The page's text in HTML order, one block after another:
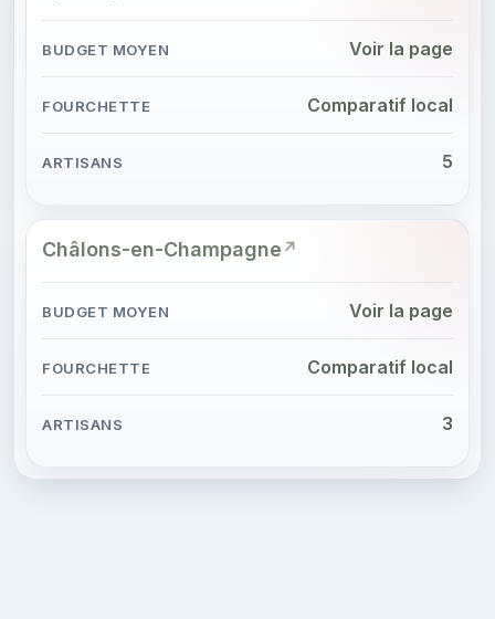
Voir la page
Comparatif local
5
Châlons-en-Champagne
Voir la page
Comparatif local
3